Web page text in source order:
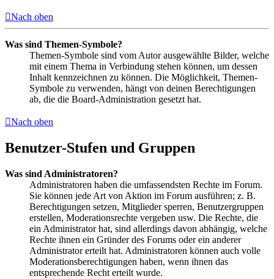
Nach oben
Was sind Themen-Symbole?
Themen-Symbole sind vom Autor ausgewählte Bilder, welche
mit einem Thema in Verbindung stehen können, um dessen
Inhalt kennzeichnen zu können. Die Möglichkeit, Themen-
Symbole zu verwenden, hängt von deinen Berechtigungen
ab, die die Board-Administration gesetzt hat.
Nach oben
Benutzer-Stufen und Gruppen
Was sind Administratoren?
Administratoren haben die umfassendsten Rechte im Forum.
Sie können jede Art von Aktion im Forum ausführen; z. B.
Berechtigungen setzen, Mitglieder sperren, Benutzergruppen
erstellen, Moderationsrechte vergeben usw. Die Rechte, die
ein Administrator hat, sind allerdings davon abhängig, welche
Rechte ihnen ein Gründer des Forums oder ein anderer
Administrator erteilt hat. Administratoren können auch volle
Moderationsberechtigungen haben, wenn ihnen das
entsprechende Recht erteilt wurde.